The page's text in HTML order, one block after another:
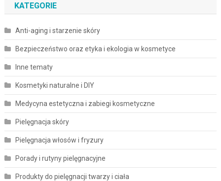
KATEGORIE
Anti-aging i starzenie skóry
Bezpieczeństwo oraz etyka i ekologia w kosmetyce
Inne tematy
Kosmetyki naturalne i DIY
Medycyna estetyczna i zabiegi kosmetyczne
Pielęgnacja skóry
Pielęgnacja włosów i fryzury
Porady i rutyny pielęgnacyjne
Produkty do pielęgnacji twarzy i ciała